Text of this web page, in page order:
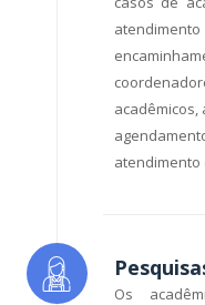
atendimento
Os